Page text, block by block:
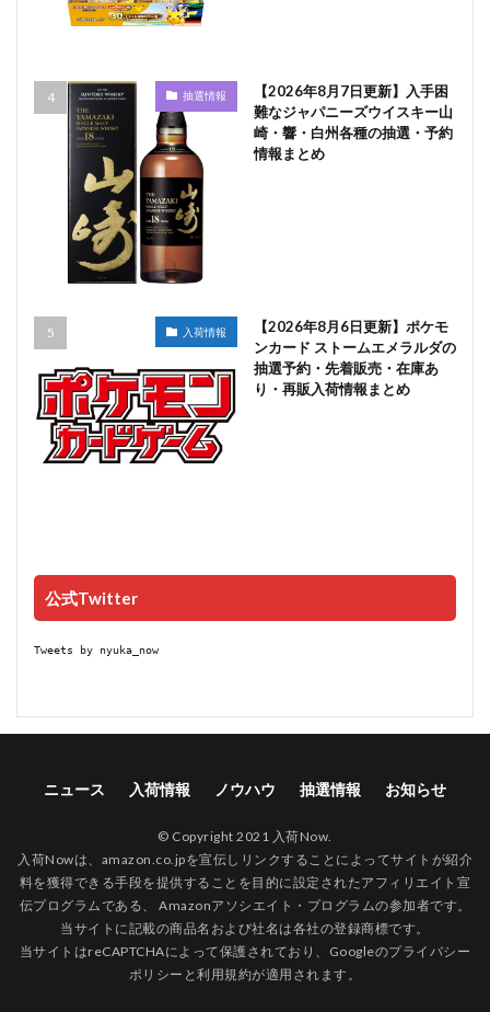
抽選情報
【2026年8月7日更新】入手困
難なジャパニーズウイスキー山
崎・響・白州各種の抽選・予約
情報まとめ
入荷情報
【2026年8月6日更新】ポケモ
ンカード ストームエメラルダの
抽選予約・先着販売・在庫あ
り・再販入荷情報まとめ
公式Twitter
Tweets by nyuka_now
ニュース 入荷情報 ノウハウ 抽選情報 お知らせ
© Copyright 2021 入荷Now.
入荷Nowは、amazon.co.jpを宣伝しリンクすることによってサイトが紹介
料を獲得できる手段を提供することを目的に設定されたアフィリエイト宣
伝プログラムである、 Amazonアソシエイト・プログラムの参加者です。
当サイトに記載の商品名および社名は各社の登録商標です。
当サイトはreCAPTCHAによって保護されており、Googleのプライバシー
ポリシー と利用規約が適用されます。